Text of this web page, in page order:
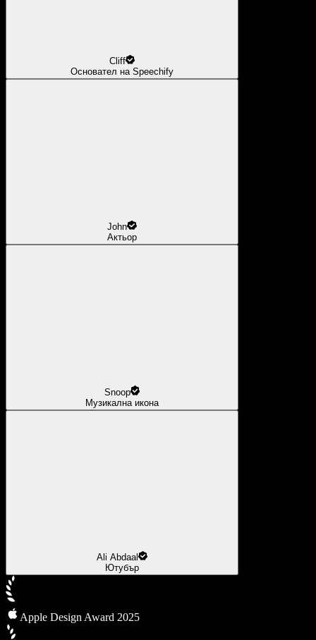
Cliff
Основател на Speechify
John
Актьор
Snoop
Музикална икона
Ali Abdaal
Ютубър
Apple Design Award 2025